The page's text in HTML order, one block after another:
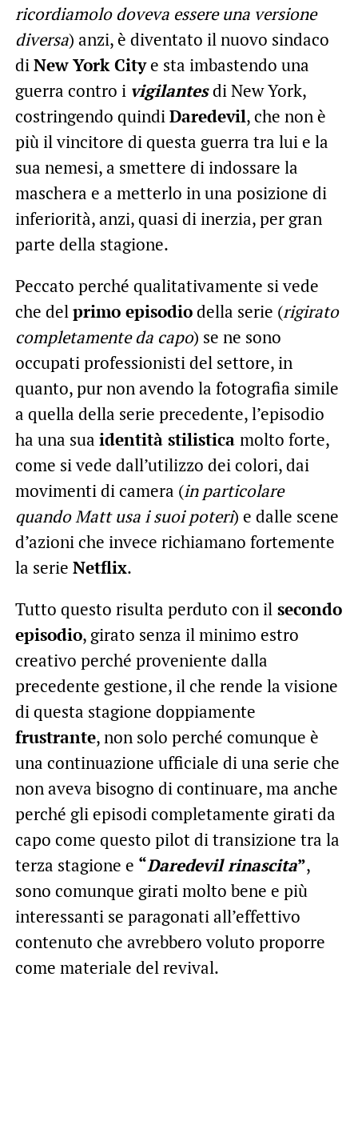
ricordiamolo doveva essere una versione
diversa) anzi, è diventato il nuovo sindaco
diNew York Citye sta imbastendo una
guerra contro i vigilantesdi New York,
costringendo quindiDaredevil, che non è
più il vincitore di questa guerra tra lui e la
sua nemesi, a smettere di indossare la
maschera e a metterlo in una posizione di
inferiorità, anzi, quasi di inerzia, per gran
parte della stagione.
Peccato perché qualitativamente si vede
che delprimo episodiodella serie (rigirato
completamente da capo) se ne sono
occupati professionisti del settore, in
quanto, pur non avendo la fotografia simile
a quella della serie precedente, l’episodio
ha una sua identità stilistica molto forte,
come si vede dall’utilizzo dei colori, dai
movimenti di camera (in particolare
quando Matt usa i suoi poteri) e dalle scene
d’azioni che invece richiamano fortemente
la serie Netflix.
Tutto questo risulta perduto con ilsecondo
episodio, girato senza il minimo estro
creativo perché proveniente dalla
precedente gestione, il che rende la visione
di questa stagione doppiamente
frustrante, non solo perché comunque è
una continuazione ufficiale di una serie che
non aveva bisogno di continuare, ma anche
perché gli episodi completamente girati da
capo come questo pilot di transizione tra la
terza stagione e “Daredevil rinascita”,
sono comunque girati molto bene e più
interessanti se paragonati all’effettivo
contenuto che avrebbero voluto proporre
come materiale del revival.